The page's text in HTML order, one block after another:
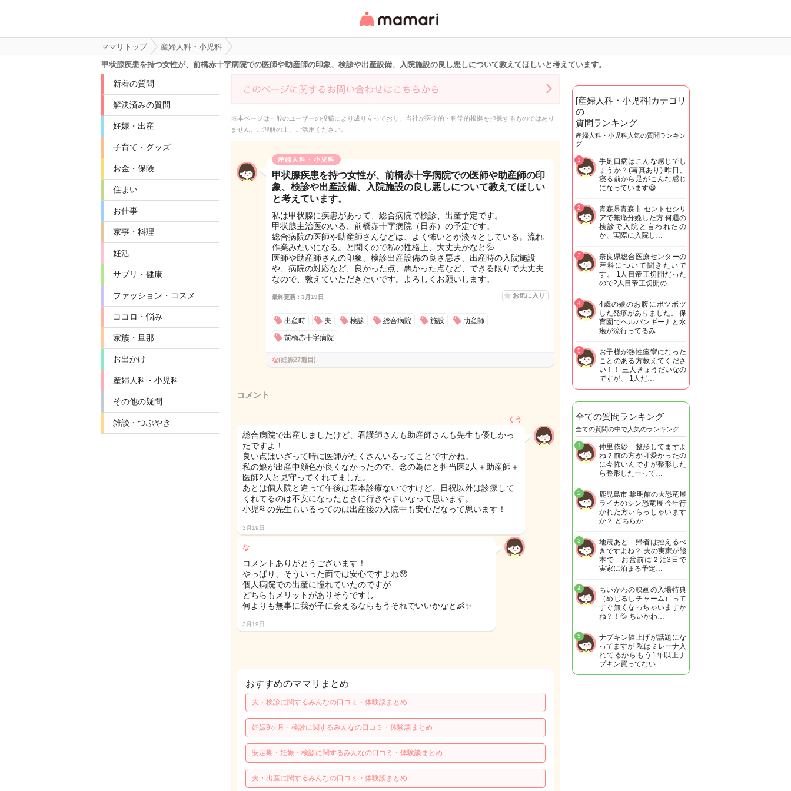
リ・情報サイト
ママリトップ
産婦人科・小児科
甲状腺疾患を持つ女性が、前橋赤十字病院での医師や助産師の印象、検診や出産設備、入院施設の良し悪しについて教えてほしいと考えています。
新着の質問
解決済みの質問
妊娠・出産
子育て・グッズ
お金・保険
住まい
お仕事
家事・料理
妊活
サプリ・健康
ファッション・コスメ
ココロ・悩み
家族・旦那
お出かけ
産婦人科・小児科
その他の疑問
雑談・つぶやき
※本ページは一般のユーザーの投稿により成り立っており、当社が医学的・科学的根拠を担保するものではあり
ません。ご理解の上、ご活用ください。
産婦人科・小児科
甲状腺疾患を持つ女性が、前橋赤十字病院での医師や助産師の印
象、検診や出産設備、入院施設の良し悪しについて教えてほしい
と考えています。
私は甲状腺に疾患があって、総合病院で検診、出産予定です。
甲状腺主治医のいる、前橋赤十字病院（日赤）の予定です。
総合病院の医師や助産師さんなどは、よく怖いとか淡々としている。流れ
作業みたいになる。と聞くので私の性格上、大丈夫かなと💦
医師や助産師さんの印象、検診出産設備の良さ悪さ、出産時の入院施設
や、病院の対応など、良かった点、悪かった点など、できる限りで大丈夫
なので、教えていただきたいです。よろしくお願いします。
最終更新：3月19日 お気に入り
出産時 夫 検診 総合病院 施設 助産師
前橋赤十字病院
な(妊娠27週目)
コメント
くう
総合病院で出産しましたけど、看護師さんも助産師さんも先生も優しかっ
たですよ！
良い点はいざって時に医師がたくさんいるってことですかね。
私の娘が出産中顔色が良くなかったので、念の為にと担当医2人＋助産師＋
医師2人と見守ってくれてました。
あとは個人院と違って午後は基本診療ないですけど、日祝以外は診療して
くれてるのは不安になったときに行きやすいなって思います。
小児科の先生もいるってのは出産後の入院中も安心だなって思います！
3月19日
な
コメントありがとうございます！
やっぱり、そういった面では安心ですよね🥹
個人病院での出産に憧れていたのですが
どちらもメリットがありそうですし
何よりも無事に我が子に会えるならもうそれでいいかなと👶✨
3月19日
おすすめのママリまとめ
夫・検診に関するみんなの口コミ・体験談まとめ
妊娠9ヶ月・検診に関するみんなの口コミ・体験談まとめ
安定期・妊娠・検診に関するみんなの口コミ・体験談まとめ
夫・出産に関するみんなの口コミ・体験談まとめ
[産婦人科・小児科]カテゴリ
の
質問ランキング
産婦人科・小児科人気の質問ランキン
グ
手足口病はこんな感じでし
ょうか？(写真あり) 昨日、
寝る前から足がこんな感じ
になっています😫…
1
青森県青森市 セントセシリ
アで無痛分娩した方 何週の
検診で入院と言われたの
か、実際に入院し…
2
奈良県総合医療センターの
産科について聞きたいで
す。 1人目帝王切開だった
ので2人目帝王切開の…
3
4歳の娘のお腹にボツボツ
した発疹がありました。 保
育園でヘルパンギーナと水
疱が流行ってるみ…
4
お子様が熱性痙攣になった
ことのある方教えてくださ
い！！ 三人きょうだいなの
ですが、 1人だ…
5
全ての質問ランキング
全ての質問の中で人気のランキング
仲里依紗 整形してますよ
ね？前の方が可愛かったの
に今怖いんですが整形した
ら整形したーって…
1
鹿児島市 黎明館の大恐竜展
ライカのシン恐竜展 今年行
かれた方いらっしゃいます
か？ どちらか…
2
地震あと 帰省は控えるべ
きですよね？ 夫の実家が熊
本で お盆前に２泊3日で
実家に泊まる予定…
3
ちいかわの映画の入場特典
（めじるしチャーム）って
すぐ無くなっちゃいますか
ね？！💦 ちいかわ…
4
ナプキン値上げが話題にな
ってますが 私はミレーナ入
れてるからもう1年以上ナ
プキン買ってない…
5